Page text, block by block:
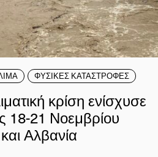
ΦΥΣΙΚΕΣ ΚΑΤΑΣΤΡΟΦΕΣ
κρίση ενίσχυσε
18-21 Νοεμβρίου
Αλβανία